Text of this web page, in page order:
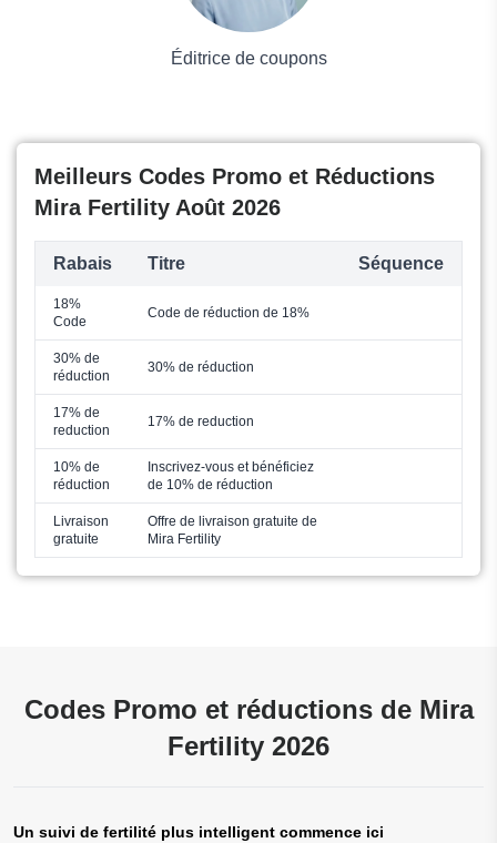
Éditrice de coupons
Meilleurs Codes Promo et Réductions
Mira Fertility Août 2026
Rabais Titre Séquence
18%
Code
Code de réduction de 18%
30% de
réduction
30% de réduction
17% de
reduction
17% de reduction
10% de
réduction
Inscrivez-vous et bénéficiez
de 10% de réduction
Livraison
gratuite
Offre de livraison gratuite de
Mira Fertility
Codes Promo et réductions de Mira
Fertility 2026
Un suivi de fertilité plus intelligent commence ici